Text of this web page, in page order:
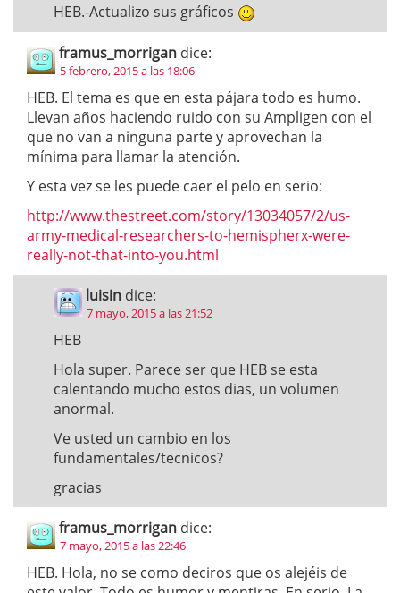
HEB.-Actualizo sus gráficos
framus_morrigan dice:
5 febrero, 2015 a las 18:06
HEB. El tema es que en esta pájara todo es humo.
Llevan años haciendo ruido con su Ampligen con el
que no van a ninguna parte y aprovechan la
mínima para llamar la atención.
Y esta vez se les puede caer el pelo en serio:
http://www.thestreet.com/story/13034057/2/us-
army-medical-researchers-to-hemispherx-were-
really-not-that-into-you.html
luisin dice:
7 mayo, 2015 a las 21:52
HEB
Hola super. Parece ser que HEB se esta
calentando mucho estos dias, un volumen
anormal.
Ve usted un cambio en los
fundamentales/tecnicos?
gracias
framus_morrigan dice:
7 mayo, 2015 a las 22:46
HEB. Hola, no se como deciros que os alejéis de